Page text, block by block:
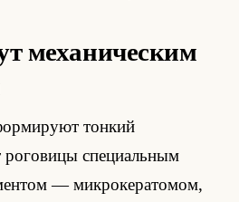
механическим
тонкий
роговицы специальным
— микрокератомом,